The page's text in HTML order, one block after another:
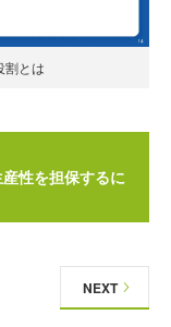
割とは
性を担保するに
NEXT